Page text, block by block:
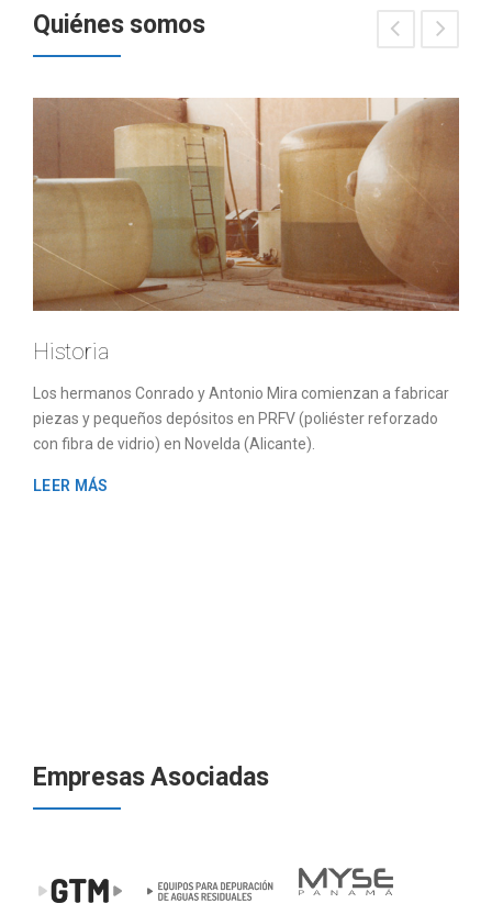
Quiénes somos
Historia
Los hermanos Conrado y Antonio Mira comienzan a fabricar
piezas y pequeños depósitos en PRFV (poliéster reforzado
con fibra de vidrio) en Novelda (Alicante).
LEER MÁS
Empresas Asociadas